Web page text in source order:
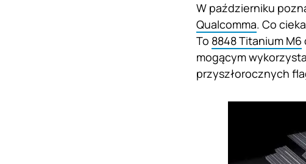
W październiku
Qualcomma. Co
To 8848 Titanium M6
mogącym
przyszłorocznych